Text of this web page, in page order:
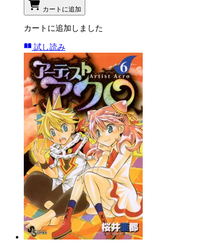
カートに追加
カートに追加しました
試し読み